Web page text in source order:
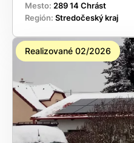
Mesto: 289 14 Chrást
Región: Stredočeský kraj
Realizované 02/2026